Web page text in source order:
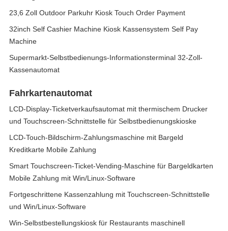
23,6 Zoll Outdoor Parkuhr Kiosk Touch Order Payment
32inch Self Cashier Machine Kiosk Kassensystem Self Pay
Machine
Supermarkt-Selbstbedienungs-Informationsterminal 32-Zoll-
Kassenautomat
Fahrkartenautomat
LCD-Display-Ticketverkaufsautomat mit thermischem Drucker
und Touchscreen-Schnittstelle für Selbstbedienungskioske
LCD-Touch-Bildschirm-Zahlungsmaschine mit Bargeld
Kreditkarte Mobile Zahlung
Smart Touchscreen-Ticket-Vending-Maschine für Bargeldkarten
Mobile Zahlung mit Win/Linux-Software
Fortgeschrittene Kassenzahlung mit Touchscreen-Schnittstelle
und Win/Linux-Software
Win-Selbstbestellungskiosk für Restaurants maschinell